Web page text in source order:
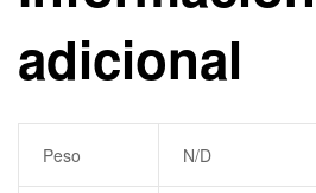
adicional
Peso N/D